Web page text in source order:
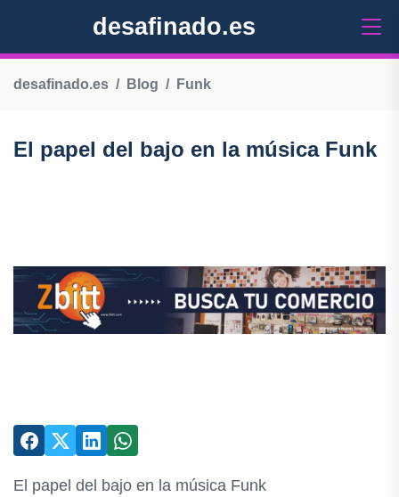
desafinado.es
desafinado.es Blog Funk
El papel del bajo en la música Funk
El papel del bajo en la música Funk